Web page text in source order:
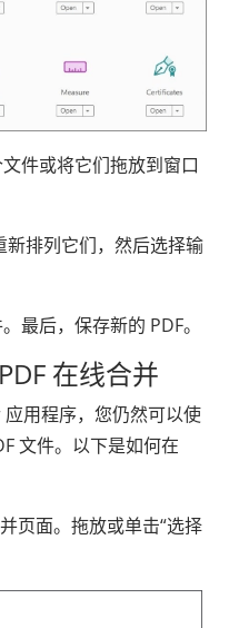
件或将它们拖放到窗口
新排列它们，然后选择输
最后，保存新的 PDF。
在线合并
用程序，您仍然可以使
文件。以下是如何在
页面。拖放或单击“选择